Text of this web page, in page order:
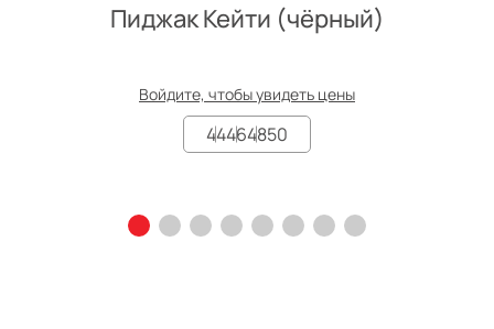
Пиджак Кейти (чёрный)
Войдите, чтобы увидеть цены
44464850